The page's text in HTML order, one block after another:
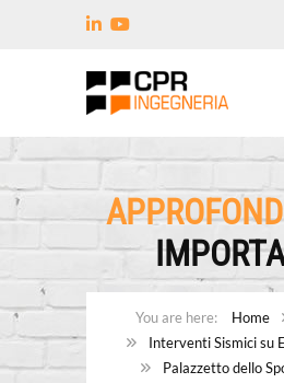
Home
Interventi Sismici su
Palazzetto dello